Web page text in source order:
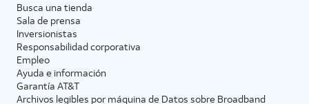
Busca una tienda
Sala de prensa
Inversionistas
Responsabilidad corporativa
Empleo
Ayuda e información
Garantía AT&T
Archivos legibles por máquina de Datos sobre Broadband